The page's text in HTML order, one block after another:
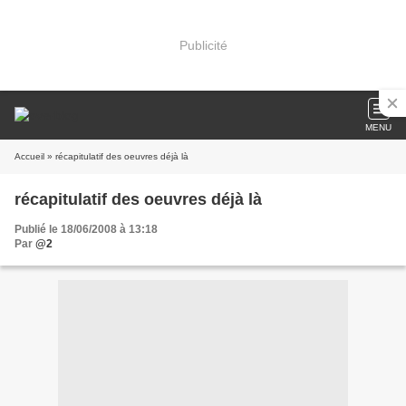
Publicité
MENU
Accueil » récapitulatif des oeuvres déjà là
récapitulatif des oeuvres déjà là
Publié le 18/06/2008 à 13:18
Par @2